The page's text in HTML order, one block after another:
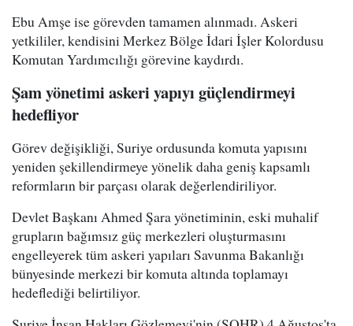
Ebu Amşe ise görevden tamamen alınmadı. Askeri
yetkililer, kendisini Merkez Bölge İdari İşler Kolordusu
Komutan Yardımcılığı görevine kaydırdı.
Şam yönetimi askeri yapıyı güçlendirmeyi
hedefliyor
Görev değişikliği, Suriye ordusunda komuta yapısını
yeniden şekillendirmeye yönelik daha geniş kapsamlı
reformların bir parçası olarak değerlendiriliyor.
Devlet Başkanı Ahmed Şara yönetiminin, eski muhalif
grupların bağımsız güç merkezleri oluşturmasını
engelleyerek tüm askeri yapıları Savunma Bakanlığı
bünyesinde merkezi bir komuta altında toplamayı
hedeflediği belirtiliyor.